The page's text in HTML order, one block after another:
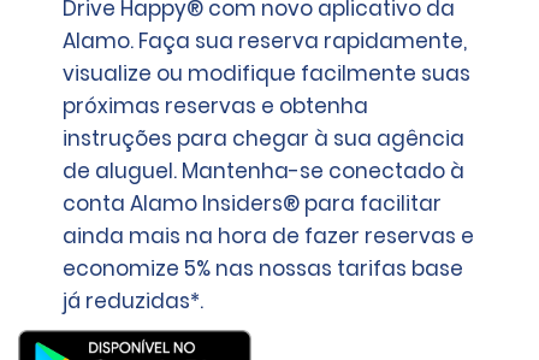
Drive Happy® com novo aplicativo da
Alamo. Faça sua reserva rapidamente,
visualize ou modifique facilmente suas
próximas reservas e obtenha
instruções para chegar à sua agência
de aluguel. Mantenha-se conectado à
conta Alamo Insiders® para facilitar
ainda mais na hora de fazer reservas e
economize 5% nas nossas tarifas base
já reduzidas*.